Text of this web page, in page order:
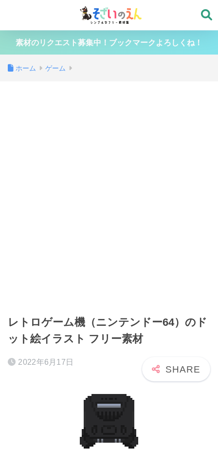
素材のリクエスト募集中！ブックマークよろしくね！
ホーム ゲーム
レトロゲーム機（ニンテンドー64）のド
ット絵イラスト フリー素材
2022年6月17日